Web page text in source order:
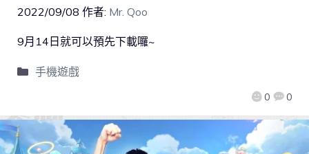
2022/09/08 作者: Mr. Qoo
0 0
9月14日就可以預先下載囉~
手機遊戲